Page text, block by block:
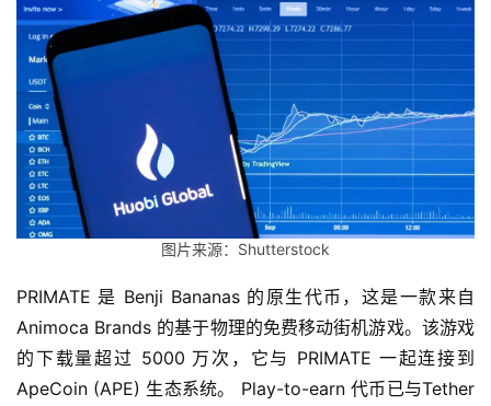
图片来源：Shutterstock
PRIMATE 是 Benji Bananas 的原生代币，这是一款来自
Animoca Brands 的基于物理的免费移动街机游戏。该游戏
的下载量超过 5000 万次，它与 PRIMATE 一起连接到
ApeCoin (APE) 生态系统。 Play-to-earn 代币已与Tether